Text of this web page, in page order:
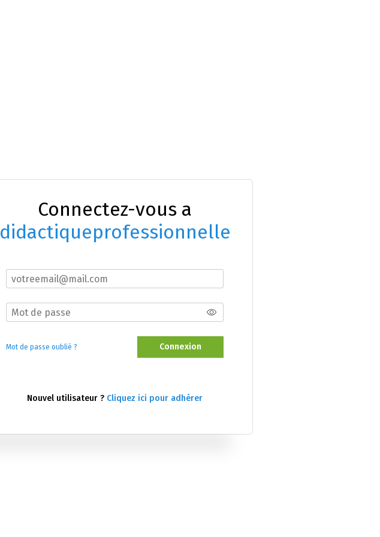
Connectez-vous a
didactiqueprofessionnelle
Mot de passe oublié ? Connexion
Nouvel utilisateur ? Cliquez ici pour adhérer